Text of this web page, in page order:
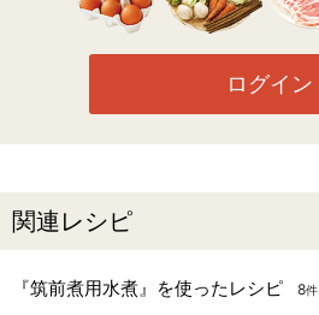
ログイン
関連レシピ
『筑前煮用水煮』を使ったレシピ 8件